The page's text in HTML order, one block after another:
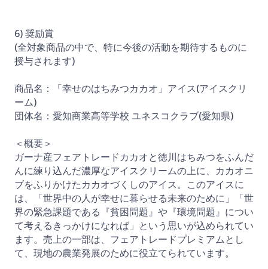
6) 奨励賞
(全対象商品の中で、特に今後の活動を期待するものに
授与されます)
商品名：「幸せのはちみつカカオ」アイス(アイスクリ
ーム)
団体名：愛知商業高等学校 ユネスコクラブ(愛知県)
＜概要＞
ガーナ産フェアトレードカカオと徳川はちみつをふんだ
んに練り込んだ濃厚なアイスクリームの上に、カカオニ
ブをふりかけたカカオづくしのアイス。このアイスに
は、「世界中の人が幸せに暮らせる未来のために」「世
界の緊急課題である『貧困問題』や『環境問題』につい
て考えるきっかけになれば」という思いが込められてい
ます。売上の一部は、フェアトレードプレミアムとし
て、現地の農業発展のために役立てられています。